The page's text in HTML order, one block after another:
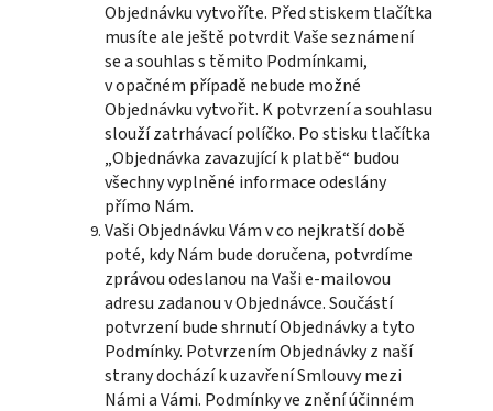
Objednávku vytvoříte. Před stiskem tlačítka
musíte ale ještě potvrdit Vaše seznámení
se a souhlas s těmito Podmínkami,
v opačném případě nebude možné
Objednávku vytvořit. K potvrzení a souhlasu
slouží zatrhávací políčko. Po stisku tlačítka
„Objednávka zavazující k platbě“ budou
všechny vyplněné informace odeslány
přímo Nám.
Vaši Objednávku Vám v co nejkratší době
poté, kdy Nám bude doručena, potvrdíme
zprávou odeslanou na Vaši e-mailovou
adresu zadanou v Objednávce. Součástí
potvrzení bude shrnutí Objednávky a tyto
Podmínky. Potvrzením Objednávky z naší
strany dochází k uzavření Smlouvy mezi
Námi a Vámi. Podmínky ve znění účinném